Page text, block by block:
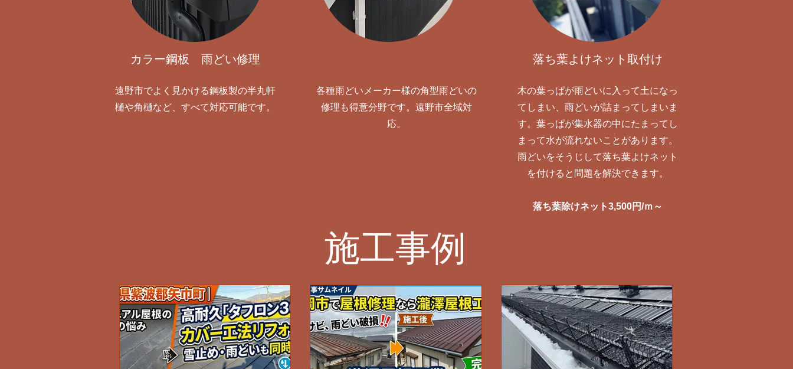
​カラー鋼板 雨どい修理 落ち葉よけネット取付け
遠野市でよく見かける鋼板製の半丸軒
樋や角樋など、すべて対応可能です。
各種雨どいメーカー様の角型雨どいの
修理も得意分野です。遠野市全域対
応。
木の葉っぱが雨どいに入って土になっ
てしまい、雨どいが詰まってしまいま
す。葉っぱが集水器の中にたまってし
まって水が流れないことがあります。
雨どいをそうじして落ち葉よけネット
を付けると問題を解決できます。
落ち葉除けネット3,500円/ｍ～
施工事例